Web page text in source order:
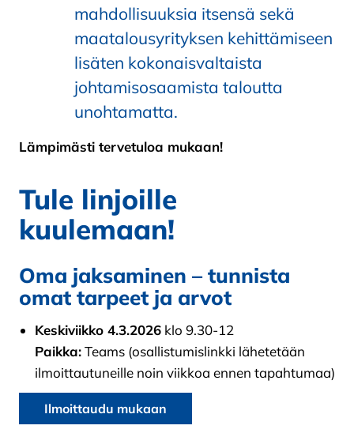
mahdollisuuksia itsensä sekä
maatalousyrityksen kehittämiseen
lisäten kokonaisvaltaista
johtamisosaamista taloutta
unohtamatta.
Lämpimästi tervetuloa mukaan!
Tule linjoille
kuulemaan!
Oma jaksaminen – tunnista
omat tarpeet ja arvot
Keskiviikko 4.3.2026 klo 9.30-12
Paikka:Teams (osallistumislinkki lähetetään
ilmoittautuneille noin viikkoa ennen tapahtumaa)
Ilmoittaudu mukaan